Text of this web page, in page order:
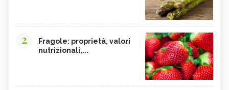
2
Fragole: proprietà, valori
nutrizionali,...